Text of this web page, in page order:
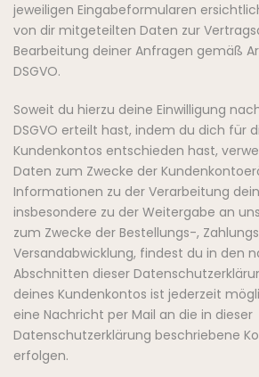
jeweiligen Eingabeformularen
von dir mitgeteilten Daten zur
Bearbeitung deiner Anfragen gemäß
DSGVO.
Soweit du hierzu deine Einwilligung nach
DSGVO erteilt hast, indem du dich für
Kundenkontos entschieden hast,
Daten zum Zwecke der
Informationen zu der Verarbeitung
insbesondere zu der Weitergabe an
zum Zwecke der Bestellungs-,
Versandabwicklung, findest du in den
Abschnitten dieser
deines Kundenkontos ist jederzeit
eine Nachricht per Mail an die in dieser
Datenschutzerklärung beschriebene
erfolgen.